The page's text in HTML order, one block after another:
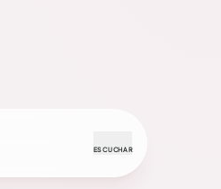
ESCUCHAR